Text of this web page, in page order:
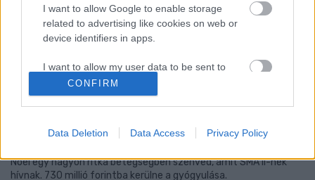
I want to allow Google to enable storage
related to advertising like cookies on web or
device identifiers in apps.
I want to allow my user data to be sent to
Google for online advertising purposes.
I want to allow Google to send me
personalized advertising.
related to analytics like cookies on web or
CONFIRM
Data Deletion Data Access Privacy Policy
GYŰJTÉST SZERVEZNEK ANNAK A
GYŐRSZENTIVÁNI CSALÁDNAK, AKIKNEK PORIG
ÉGETT A HÁZA TEGNAP
2021. március. 15. 17:39
Dézsi Csaba András a lakosság segítségét kéri.
SZOMORÚ, DE A MAGYAR ÁLLAM NEM
KEZELÉSÉT
Noel egy nagyon ritka betegségben szenved, amit SMA II-nek
hívnak. 730 millió forintba kerülne a gyógyulása.